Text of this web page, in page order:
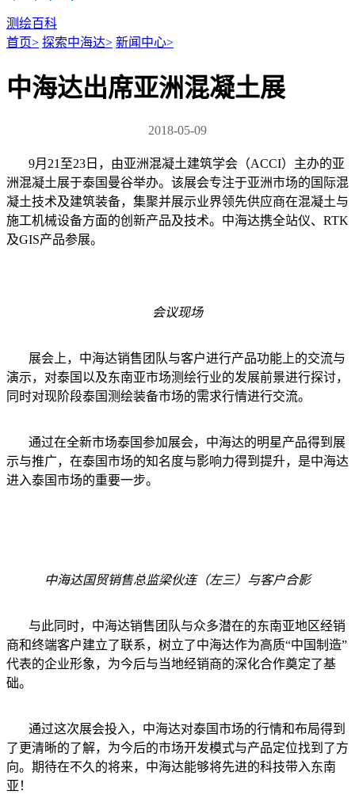
测绘百科
首页> 探索中海达> 新闻中心>
中海达出席亚洲混凝土展
2018-05-09
9月21至23日，由亚洲混凝土建筑学会（ACCI）主办的亚
洲混凝土展于泰国曼谷举办。该展会专注于亚洲市场的国际混
凝土技术及建筑装备，集聚并展示业界领先供应商在混凝土与
施工机械设备方面的创新产品及技术。中海达携全站仪、RTK
及GIS产品参展。
会议现场
展会上，中海达销售团队与客户进行产品功能上的交流与
演示，对泰国以及东南亚市场测绘行业的发展前景进行探讨，
同时对现阶段泰国测绘装备市场的需求行情进行交流。
通过在全新市场泰国参加展会，中海达的明星产品得到展
示与推广，在泰国市场的知名度与影响力得到提升，是中海达
进入泰国市场的重要一步。
中海达国贸销售总监梁伙连（左三）与客户合影
与此同时，中海达销售团队与众多潜在的东南亚地区经销
商和终端客户建立了联系，树立了中海达作为高质“中国制造”
代表的企业形象，为今后与当地经销商的深化合作奠定了基
础。
通过这次展会投入，中海达对泰国市场的行情和布局得到
了更清晰的了解，为今后的市场开发模式与产品定位找到了方
向。期待在不久的将来，中海达能够将先进的科技带入东南
亚！